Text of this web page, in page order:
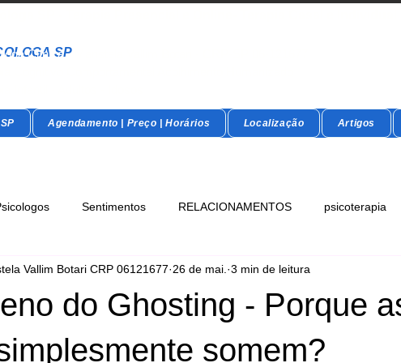
SP
Clínica - Maristela Vallim Botari - CRP-SP 06-121677
Agendamento | Preço | Horários Localização Artigos
Sentimentos RELACIONAMENTOS psicoterapia
do Ghosting - Porque
somem?
Vallim Botari CRP 06121677 26 de mai. 3 min de leitura